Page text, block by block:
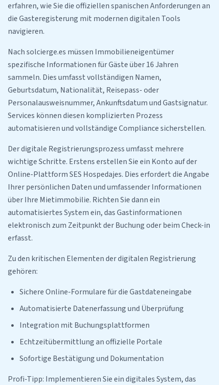
erfahren, wie Sie die offiziellen spanischen Anforderungen an
die Gasteregisterung mit modernen digitalen Tools
navigieren.
Nach solcierge.es müssen Immobilieneigentümer
spezifische Informationen für Gäste über 16 Jahren
sammeln. Dies umfasst vollständigen Namen,
Geburtsdatum, Nationalität, Reisepass- oder
Personalausweisnummer, Ankunftsdatum und Gastsignatur.
Services können diesen komplizierten Prozess
automatisieren und vollständige Compliance sicherstellen.
Der digitale Registrierungsprozess umfasst mehrere
wichtige Schritte. Erstens erstellen Sie ein Konto auf der
Online-Plattform SES Hospedajes. Dies erfordert die Angabe
Ihrer persönlichen Daten und umfassender Informationen
über Ihre Mietimmobilie. Richten Sie dann ein
automatisiertes System ein, das Gastinformationen
elektronisch zum Zeitpunkt der Buchung oder beim Check-in
erfasst.
Zu den kritischen Elementen der digitalen Registrierung
gehören:
Sichere Online-Formulare für die Gastdateneingabe
Automatisierte Datenerfassung und Überprüfung
Integration mit Buchungsplattformen
Echtzeitübermittlung an offizielle Portale
Sofortige Bestätigung und Dokumentation
Profi-Tipp: Implementieren Sie ein digitales System, das